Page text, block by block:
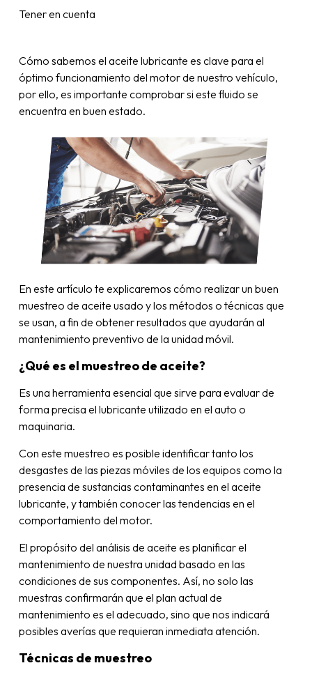
Tener en cuenta
Cómo sabemos el aceite lubricante es clave para el
óptimo funcionamiento del motor de nuestro vehículo,
por ello, es importante comprobar si este fluido se
encuentra en buen estado.
En este artículo te explicaremos cómo realizar un buen
muestreo de aceite usado y los métodos o técnicas que
se usan, a fin de obtener resultados que ayudarán al
mantenimiento preventivo de la unidad móvil.
¿Qué es el muestreo de aceite?
Es una herramienta esencial que sirve para evaluar de
forma precisa el lubricante utilizado en el auto o
maquinaria.
Con este muestreo es posible identificar tanto los
desgastes de las piezas móviles de los equipos como la
presencia de sustancias contaminantes en el aceite
lubricante, y también conocer las tendencias en el
comportamiento del motor.
El propósito del análisis de aceite es planificar el
mantenimiento de nuestra unidad basado en las
condiciones de sus componentes. Así, no solo las
muestras confirmarán que el plan actual de
mantenimiento es el adecuado, sino que nos indicará
posibles averías que requieran inmediata atención.
Técnicas de muestreo